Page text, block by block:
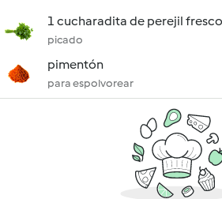
1 cucharadita de perejil fresco
picado
pimentón
para espolvorear